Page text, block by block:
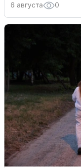
6 августа 0